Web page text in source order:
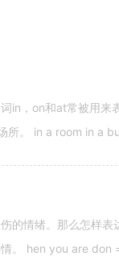
in，on和at常被用来
所。 in a room in a
的情绪。那么怎样
。 hen you are don